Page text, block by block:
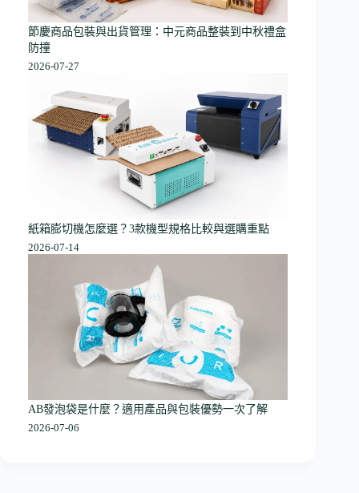
節慶商品包裝與出貨管理：中元商品整裝到中秋禮盒
防撞
2026-07-27
紙箱膨切機怎麼選？3款機型規格比較與選購重點
2026-07-14
AB發泡袋是什麼？適用產品與包裝優勢一次了解
2026-07-06